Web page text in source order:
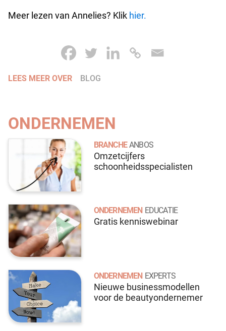
Meer lezen van Annelies? Klik hier.
LEES MEER OVER BLOG
ONDERNEMEN
BRANCHE ANBOS
Omzetcijfers
schoonheidsspecialisten
ONDERNEMEN EDUCATIE
Gratis kenniswebinar
ONDERNEMEN EXPERTS
Nieuwe businessmodellen
voor de beautyondernemer